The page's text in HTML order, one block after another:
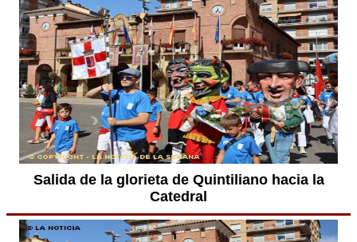
Salida de la glorieta de Quintiliano hacia la
Catedral